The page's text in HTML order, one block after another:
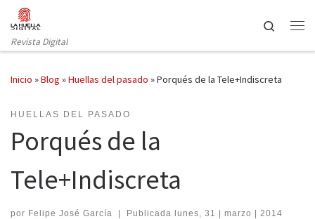
Saltar al contenido
Revista Digital
Search
Inicio »Blog »Huellas del pasado »Porqués de la Tele+Indiscreta
HUELLAS DEL PASADO
Porqués de la
Tele+Indiscreta
por Felipe José García | Publicada lunes, 31 | marzo | 2014